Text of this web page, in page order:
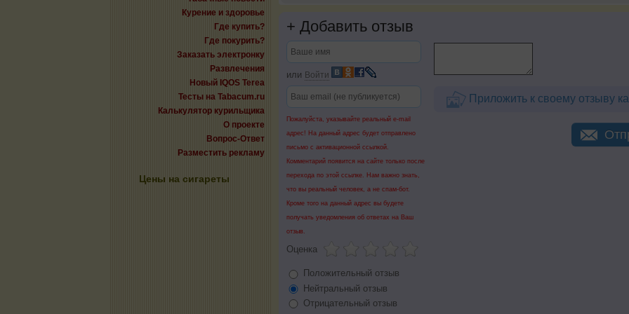
Курение и здоровье
Где купить?
Где покурить?
Заказать электронку
Развлечения
Новый IQOS Terea
Тесты на Tabacum.ru
Калькулятор курильщика
О проекте
Вопрос-Ответ
Разместить рекламу
Цены на сигареты
+ Добавить отзыв
или Войти
Пожалуйста, указывайте реальный e-mail
адрес! На данный адрес будет отправлено
письмо с активационной ссылкой.
Комментарий появится на сайте только после
перехода по этой ссылке. Нам важно знать,
что вы реальный человек, а не спам-бот.
Кроме того на данный адрес вы будете
получать уведомления об ответах на Ваш
отзыв.
Оценка
Положительный отзыв
Нейтральный отзыв
Отрицательный отзыв
Приложить к своему отзыву